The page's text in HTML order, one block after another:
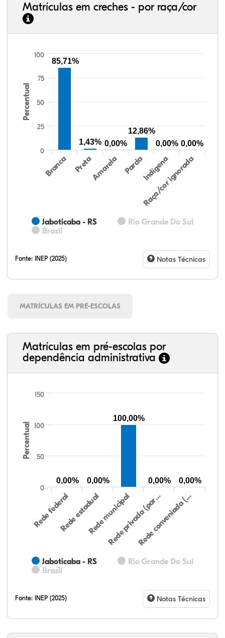
Matrículas em creches - por raça/cor
Percentual
Jaboticaba - RS
Rio Grande Do Sul
Brasil
Branca PretaAmarela PardaIndígena
Raça/cor ignorada
0
25
50
75
100
85,71%
1,43% 0,00%
12,86%
0,00% 0,00%
Fonte: INEP (2025) Notas Técnicas
MATRÍCULAS EM PRÉ-ESCOLAS
Matrículas em pré-escolas por
dependência administrativa
Percentual
Jaboticaba - RS
Rio Grande Do Sul
Brasil
Rede federalRede estadualRede municipal
Rede privada (par…Rede conveniada (…
0
50
100
150
0,00% 0,00%
100,00%
0,00% 0,00%
Fonte: INEP (2025) Notas Técnicas
77,34%
7,88%
0,13%
13,87%
0,71%
0,08%
33,06%
7,95%
0,46%
55,81%
1,22%
1,50%